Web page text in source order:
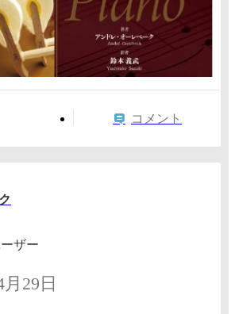
コメント
ザー
月29日